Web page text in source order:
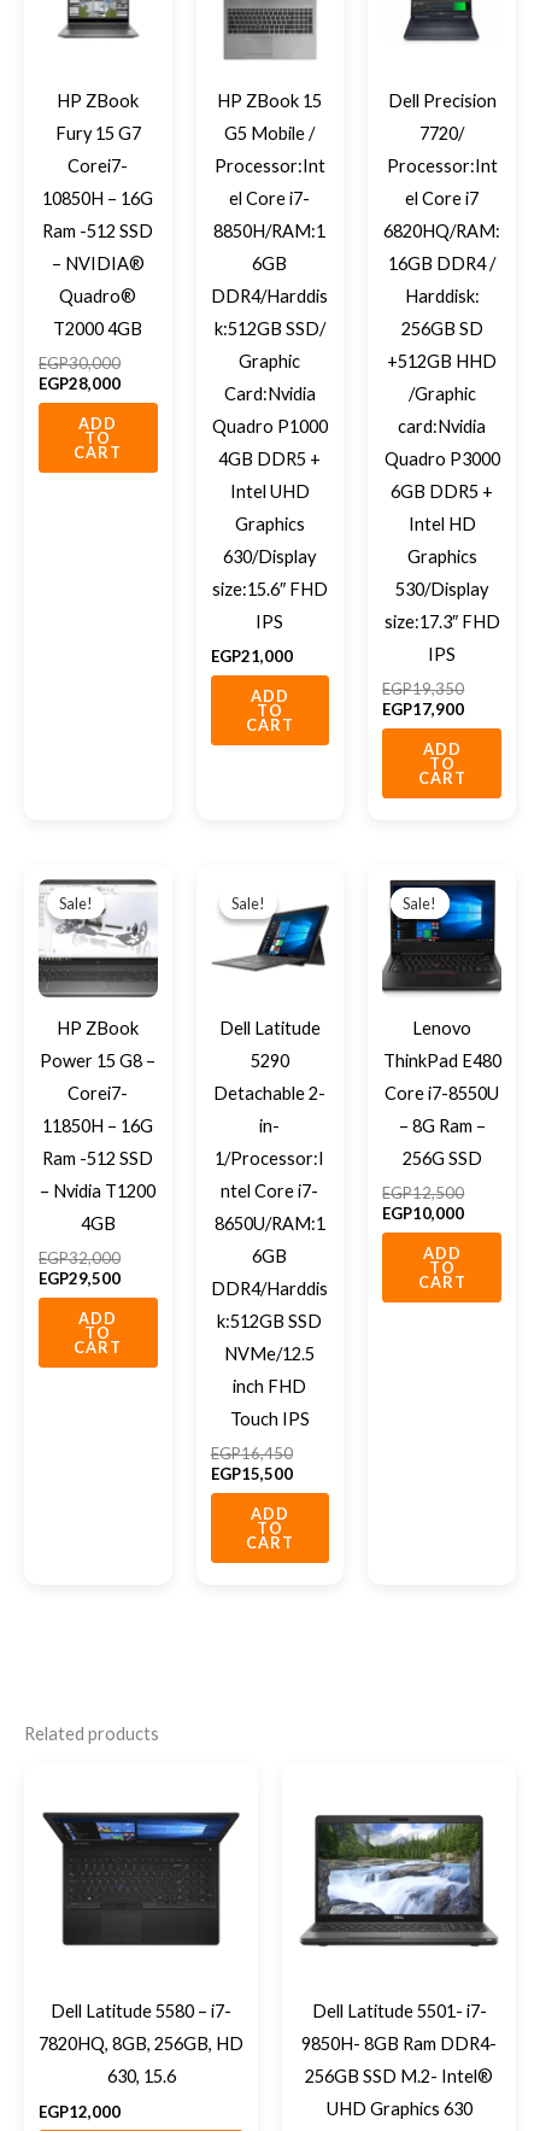
HP ZBook
Fury 15 G7
Corei7-
10850H – 16G
Ram -512 SSD
– NVIDIA®
Quadro®
T2000 4GB
EGP30,000
EGP30,000.
EGP28,000
EGP28,000.
ADD
TO
CART
HP ZBook 15
G5 Mobile /
Processor:Int
el Core i7-
8850H/RAM:1
6GB
DDR4/Harddis
k:512GB SSD/
Graphic
Card:Nvidia
Quadro P1000
4GB DDR5 +
Intel UHD
Graphics
630/Display
size:15.6″ FHD
IPS
EGP21,000
ADD
TO
CART
Dell Precision
7720/
Processor:Int
el Core i7
6820HQ/RAM:
16GB DDR4 /
Harddisk:
256GB SD
+512GB HHD
/Graphic
card:Nvidia
Quadro P3000
6GB DDR5 +
Intel HD
Graphics
530/Display
size:17.3″ FHD
IPS
EGP19,350
EGP17,900
ADD
TO
CART
Sale!
Sale!
HP ZBook
Power 15 G8 –
Corei7-
11850H – 16G
Ram -512 SSD
– Nvidia T1200
4GB
EGP32,000
EGP32,000.
EGP29,500
EGP29,500.
ADD
TO
CART
Sale!
Sale!
Dell Latitude
5290
Detachable 2-
in-
1/Processor:I
ntel Core i7-
8650U/RAM:1
6GB
DDR4/Harddis
k:512GB SSD
NVMe/12.5
inch FHD
Touch IPS
EGP16,450
was:
EGP16,450.
EGP15,500
is:
EGP15,500.
ADD
TO
CART
Sale!
Sale!
Lenovo
ThinkPad E480
Core i7-8550U
– 8G Ram –
256G SSD
EGP12,500
price
was:
EGP10,000
price
is:
ADD
TO
CART
Related products
Dell Latitude 5580 – i7-
7820HQ, 8GB, 256GB, HD
630, 15.6
EGP12,000
Dell Latitude 5501- i7-
9850H- 8GB Ram DDR4-
256GB SSD M.2- Intel®
UHD Graphics 630